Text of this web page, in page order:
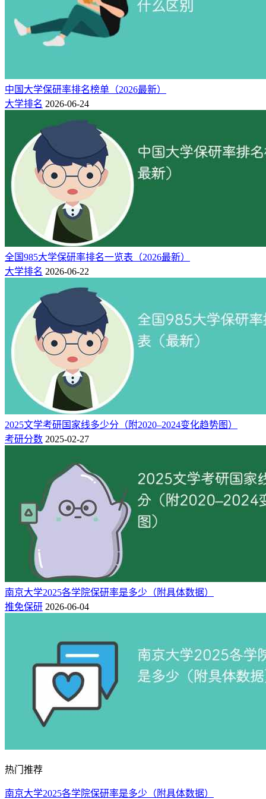
27
补偿计划
4
强基转段
166
根据其最终公示的推免名单公示文件，南京大学2025届（对应
2021年入学的本科生）推免指标1350人，另有支教团27人、国
防科工补偿计划4人，共计1381人。如果算上强基转段和长学
制转硕，南大一共保研1628人。
相比之下，商学院、电子科学与工程学院、计算机学院的推免
名额是最多的，与去年相比环境学院、政府管理学院、地理与
海洋科学学院等减少10+名额；工程管理学院增加名额最多
（22个），此外电子科学与工程学院增加了14个名额。
南京大学2025届总保研率如何？
2025届对应2021级入学新生，2021年南大共录取3399名本科新
生。如果不包括强基、医学长学制和硕博培养等保研名额，仅
按普通保送1381人计算，保研率约为40.6%。
而南大2025届强基转段（保送）共166人成功转段；如果加上
强基转段，约为45.5%（（1381+166）/3399），若再加上医学
长学制、硕博连读等，保守估计南大的保研率将近50%。
中国大学保研率排名榜单（2026最新）
大学排名 2026-06-24
全国985大学保研率排名一览表（2026最新）
大学排名 2026-06-22
2025文学考研国家线多少分（附2020–2024变化趋势图）
考研分数 2025-02-27
南京大学2025各学院保研率是多少（附具体数据）
推免保研 2026-06-04
热门推荐
南京大学2025各学院保研率是多少（附具体数据）